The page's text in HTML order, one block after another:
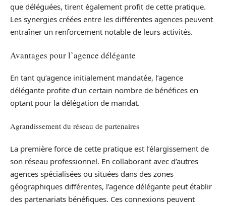
que déléguées, tirent également profit de cette pratique.
Les synergies créées entre les différentes agences peuvent
entraîner un renforcement notable de leurs activités.
Avantages pour l’agence délégante
En tant qu’agence initialement mandatée, l’agence
délégante profite d’un certain nombre de bénéfices en
optant pour la délégation de mandat.
Agrandissement du réseau de partenaires
La première force de cette pratique est l’élargissement de
son réseau professionnel. En collaborant avec d’autres
agences spécialisées ou situées dans des zones
géographiques différentes, l’agence délégante peut établir
des partenariats bénéfiques. Ces connexions peuvent